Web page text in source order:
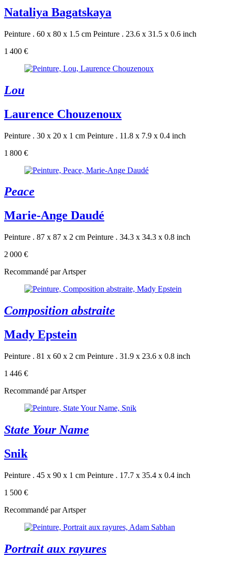
Nataliya Bagatskaya
Peinture . 60 x 80 x 1.5 cm Peinture . 23.6 x 31.5 x 0.6 inch
1 400 €
Lou
Laurence Chouzenoux
Peinture . 30 x 20 x 1 cm Peinture . 11.8 x 7.9 x 0.4 inch
1 800 €
Peace
Marie-Ange Daudé
Peinture . 87 x 87 x 2 cm Peinture . 34.3 x 34.3 x 0.8 inch
2 000 €
Recommandé par Artsper
Composition abstraite
Mady Epstein
Peinture . 81 x 60 x 2 cm Peinture . 31.9 x 23.6 x 0.8 inch
1 446 €
Recommandé par Artsper
State Your Name
Snik
Peinture . 45 x 90 x 1 cm Peinture . 17.7 x 35.4 x 0.4 inch
1 500 €
Recommandé par Artsper
Portrait aux rayures